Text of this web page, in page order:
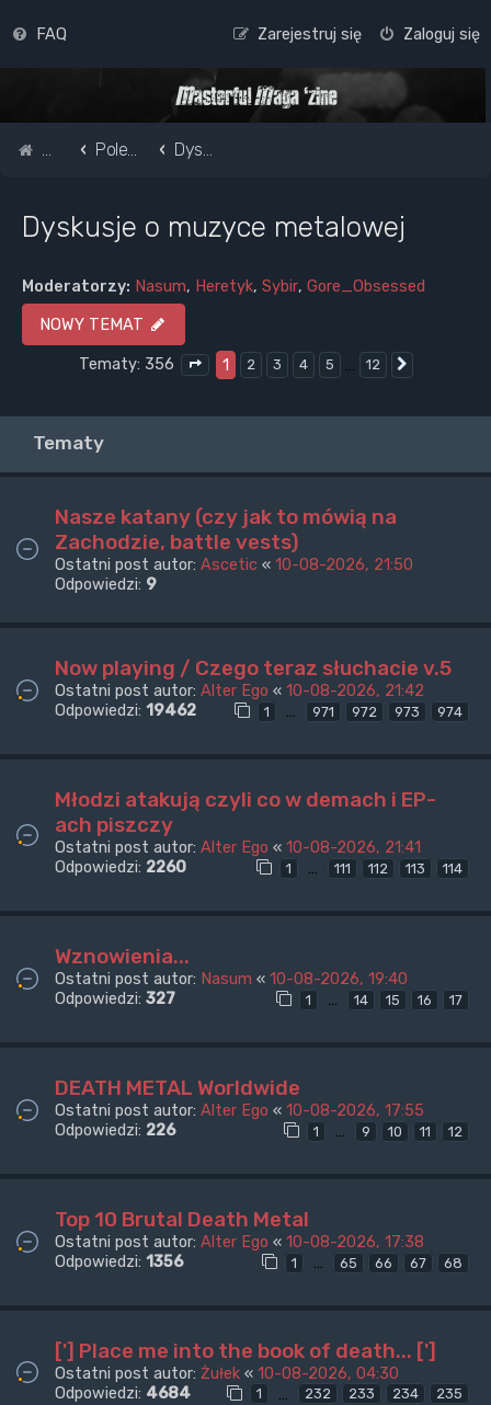
FAQ Zaloguj się
Zarejestruj się
Strona główna
Pole do popisu... Dyskusje o muzyce metalowej
Dyskusje o muzyce metalowej
Moderatorzy: Nasum, Heretyk, Sybir, Gore_Obsessed
NOWY TEMAT
Tematy: 356
Strona1 z12
1 2 3 4 5 … 12
Tematy
Nasze katany (czy jak to mówią na
Zachodzie, battle vests)
Ostatni post autor: Ascetic « 10-08-2026, 21:50
Odpowiedzi: 9
Now playing / Czego teraz słuchacie v.5
Ostatni post autor: Alter Ego « 10-08-2026, 21:42
Odpowiedzi: 19462 1 … 971 972 973 974
Młodzi atakują czyli co w demach i EP-
ach piszczy
Ostatni post autor: Alter Ego « 10-08-2026, 21:41
Odpowiedzi: 2260 1 … 111 112 113 114
Wznowienia...
Ostatni post autor: Nasum « 10-08-2026, 19:40
Odpowiedzi: 327 1 … 14 15 16 17
DEATH METAL Worldwide
Ostatni post autor: Alter Ego « 10-08-2026, 17:55
Odpowiedzi: 226 1 … 9 10 11 12
Top 10 Brutal Death Metal
Ostatni post autor: Alter Ego « 10-08-2026, 17:38
Odpowiedzi: 1356 1 … 65 66 67 68
['] Place me into the book of death... [']
Ostatni post autor: Żułek « 10-08-2026, 04:30
Odpowiedzi: 4684 1 … 232 233 234 235